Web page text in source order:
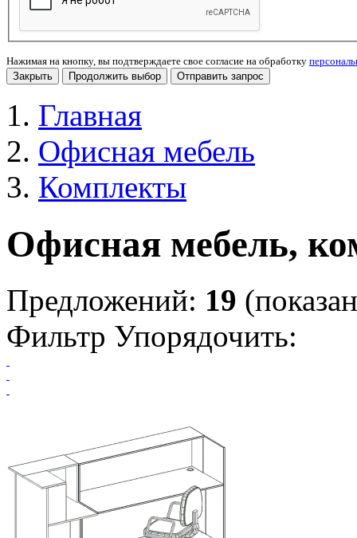
Нажимая на кнопку, вы подтверждаете свое согласие на обработку
Закрыть
Продолжить выбор Отправить запрос
Главная
Офисная мебель
Комплекты
Офисная мебель,
Предложений: 19
Фильтр Упорядочить: